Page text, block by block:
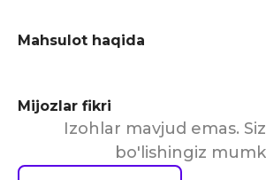
Mahsulot haqida
Mijozlar fikri
Izohlar mavjud emas.
bo'lishingiz